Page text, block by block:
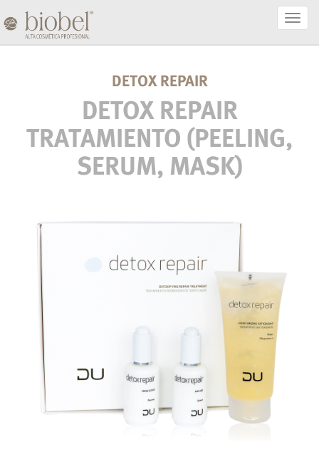
DETOX REPAIR
DETOX REPAIR
TRATAMIENTO (PEELING,
SERUM, MASK)